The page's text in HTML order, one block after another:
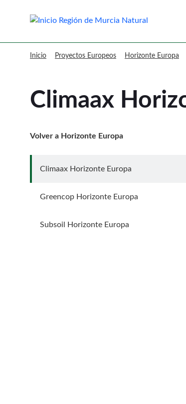
Murcia Natural Climaax
Inicio Proyectos Europeos Horizonte Europa
Climaax
Volver a Horizonte Europa
Climaax Horizonte Europa
Greencop Horizonte Europa
Ir a Greencop Horizonte Europa
Subsoil Horizonte Europa
Ir a Subsoil Horizonte Europa